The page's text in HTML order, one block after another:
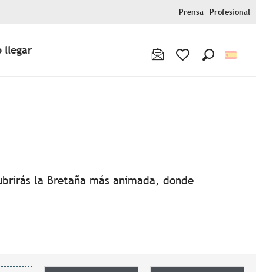
Prensa Profesional
llegar
la Bretaña más animada, donde